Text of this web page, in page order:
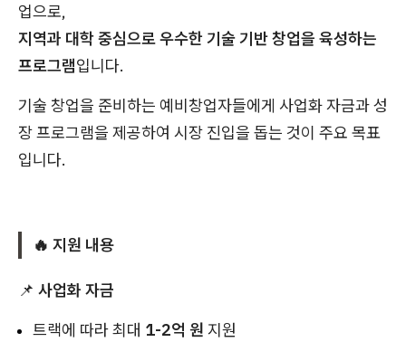
업으로,
지역과 대학 중심으로 우수한 기술 기반 창업을 육성하는
프로그램입니다.
기술 창업을 준비하는 예비창업자들에게 사업화 자금과 성
장 프로그램을 제공하여 시장 진입을 돕는 것이 주요 목표
입니다.
🔥 지원 내용
📌 사업화 자금
트랙에 따라 최대 1-2억 원 지원